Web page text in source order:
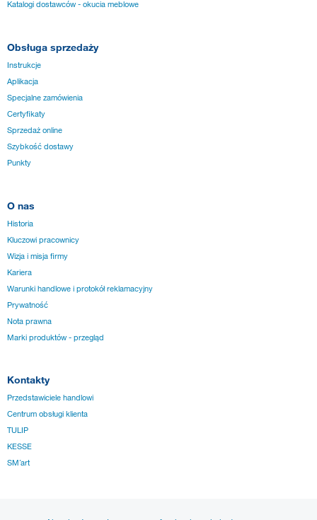
Katalogi dostawców - okucia meblowe
Obsługa sprzedaży
Instrukcje
Aplikacja
Specjalne zamówienia
Certyfikaty
Sprzedaż online
Szybkość dostawy
Punkty
O nas
Historia
Kluczowi pracownicy
Wizja i misja firmy
Kariera
Warunki handlowe i protokół reklamacyjny
Prywatność
Nota prawna
Marki produktów - przegląd
Kontakty
Przedstawiciele handlowi
Centrum obsługi klienta
TULIP
KESSE
SM´art